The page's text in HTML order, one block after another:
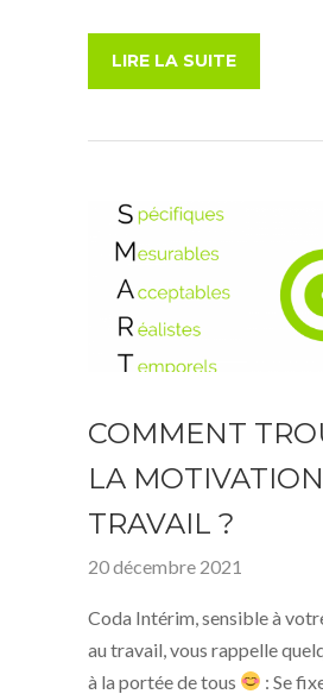
LIRE LA SUITE
COMMENT
LA
TRAVAIL ?
20 décembre 2021
Coda Intérim, sensible à
au travail, vous rappelle
à la portée de tous
: Se